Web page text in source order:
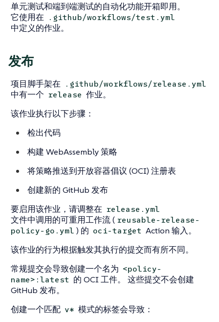
单元测试和端到端测试的自动化功能开箱即用。
它使用在
.github/workflows/test.yml
中定义的作业。
发布
项目脚手架在 .github/workflows/release.yml
中有一个 release 作业。
该作业执行以下步骤：
检出代码
构建 WebAssembly 策略
将策略推送到开放容器倡议 (OCI) 注册表
创建新的 GitHub 发布
要启用该作业，请调整在 release.yml
文件中调用的可重用工作流 ( reusable-release-
policy-go.yml ) 的 oci-target Action 输入。
该作业的行为根据触发其执行的提交而有所不同。
常规提交会导致创建一个名为 <policy-
name>:latest 的 OCI 工件。 这些提交不会创建
GitHub 发布。
创建一个匹配 v* 模式的标签会导致：